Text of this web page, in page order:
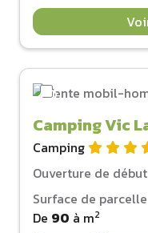
Camping Vic
Camping
Ouverture de
Surface de parcelle
De 90 à m2